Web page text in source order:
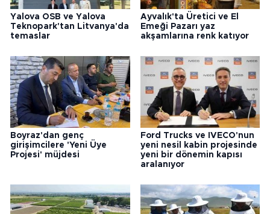
Yalova OSB ve Yalova
Teknopark'tan Litvanya'da
temaslar
Ayvalık'ta Üretici ve El
Emeği Pazarı yaz
akşamlarına renk katıyor
Boyraz'dan genç
girişimcilere 'Yeni Üye
Projesi' müjdesi
Ford Trucks ve IVECO'nun
yeni nesil kabin projesinde
yeni bir dönemin kapısı
aralanıyor